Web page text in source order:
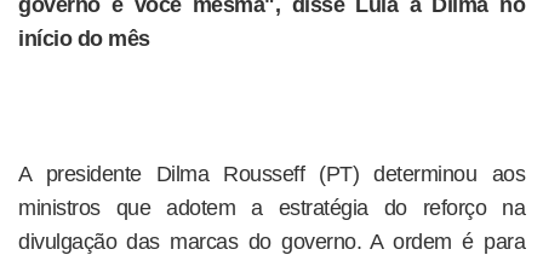
governo é você mesma", disse Lula a Dilma no
início do mês
A presidente Dilma Rousseff (PT) determinou aos
ministros que adotem a estratégia do reforço na
divulgação das marcas do governo. A ordem é para